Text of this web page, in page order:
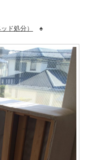
ッド処分） ♠